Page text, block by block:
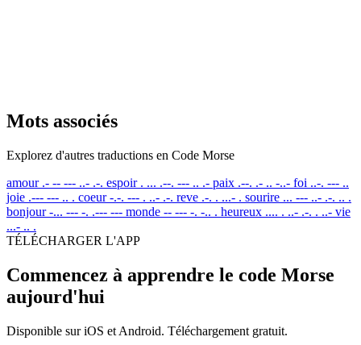
Mots associés
Explorez d'autres traductions en Code Morse
amour .- -- --- ..- .-. espoir . ... .--. --- .. .- paix .--. .- .. -..- foi ..-. --- ..
joie .--- --- .. . coeur -.-. --- . ..- .-. reve .-. . ...- . sourire ... --- ..- .-. .. .
bonjour -... --- -. .--- --- monde -- --- -. -.. . heureux .... . ..- .-. . ..- vie
...- .. .
TÉLÉCHARGER L'APP
Commencez à apprendre le code Morse
aujourd'hui
Disponible sur iOS et Android. Téléchargement gratuit.